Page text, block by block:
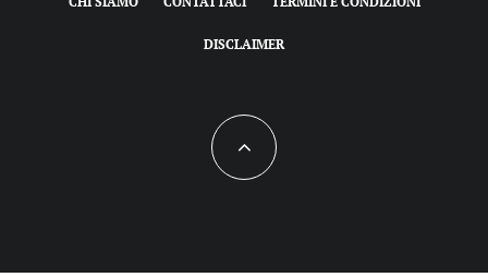
DISCLAIMER